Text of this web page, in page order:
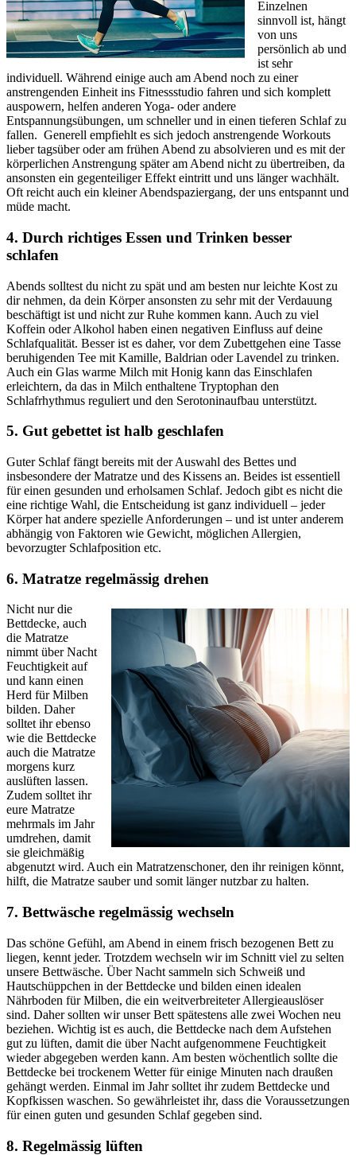
Einzelnen
sinnvoll ist, hängt
von uns
persönlich ab und
ist sehr
individuell. Während einige auch am Abend noch zu einer
anstrengenden Einheit ins Fitnessstudio fahren und sich komplett
auspowern, helfen anderen Yoga- oder andere
Entspannungsübungen, um schneller und in einen tieferen Schlaf zu
fallen. Generell empfiehlt es sich jedoch anstrengende Workouts
lieber tagsüber oder am frühen Abend zu absolvieren und es mit der
körperlichen Anstrengung später am Abend nicht zu übertreiben, da
ansonsten ein gegenteiliger Effekt eintritt und uns länger wachhält.
Oft reicht auch ein kleiner Abendspaziergang, der uns entspannt und
müde macht.
4. Durch richtiges Essen und Trinken besser
schlafen
Abends solltest du nicht zu spät und am besten nur leichte Kost zu
dir nehmen, da dein Körper ansonsten zu sehr mit der Verdauung
beschäftigt ist und nicht zur Ruhe kommen kann. Auch zu viel
Koffein oder Alkohol haben einen negativen Einfluss auf deine
Schlafqualität. Besser ist es daher, vor dem Zubettgehen eine Tasse
beruhigenden Tee mit Kamille, Baldrian oder Lavendel zu trinken.
Auch ein Glas warme Milch mit Honig kann das Einschlafen
erleichtern, da das in Milch enthaltene Tryptophan den
Schlafrhythmus reguliert und den Serotoninaufbau unterstützt.
5. Gut gebettet ist halb geschlafen
Guter Schlaf fängt bereits mit der Auswahl des Bettes und
insbesondere der Matratze und des Kissens an. Beides ist essentiell
für einen gesunden und erholsamen Schlaf. Jedoch gibt es nicht die
eine richtige Wahl, die Entscheidung ist ganz individuell – jeder
Körper hat andere spezielle Anforderungen – und ist unter anderem
abhängig von Faktoren wie Gewicht, möglichen Allergien,
bevorzugter Schlafposition etc.
6. Matratze regelmässig drehen
Nicht nur die
Bettdecke, auch
die Matratze
nimmt über Nacht
Feuchtigkeit auf
und kann einen
Herd für Milben
bilden. Daher
solltet ihr ebenso
wie die Bettdecke
auch die Matratze
morgens kurz
auslüften lassen.
Zudem solltet ihr
eure Matratze
mehrmals im Jahr
umdrehen, damit
sie gleichmäßig
abgenutzt wird. Auch ein Matratzenschoner, den ihr reinigen könnt,
hilft, die Matratze sauber und somit länger nutzbar zu halten.
7. Bettwäsche regelmässig wechseln
Das schöne Gefühl, am Abend in einem frisch bezogenen Bett zu
liegen, kennt jeder. Trotzdem wechseln wir im Schnitt viel zu selten
unsere Bettwäsche. Über Nacht sammeln sich Schweiß und
Hautschüppchen in der Bettdecke und bilden einen idealen
Nährboden für Milben, die ein weitverbreiteter Allergieauslöser
sind. Daher sollten wir unser Bett spätestens alle zwei Wochen neu
beziehen. Wichtig ist es auch, die Bettdecke nach dem Aufstehen
gut zu lüften, damit die über Nacht aufgenommene Feuchtigkeit
wieder abgegeben werden kann. Am besten wöchentlich sollte die
Bettdecke bei trockenem Wetter für einige Minuten nach draußen
gehängt werden. Einmal im Jahr solltet ihr zudem Bettdecke und
Kopfkissen waschen. So gewährleistet ihr, dass die Voraussetzungen
für einen guten und gesunden Schlaf gegeben sind.
8. Regelmässig lüften